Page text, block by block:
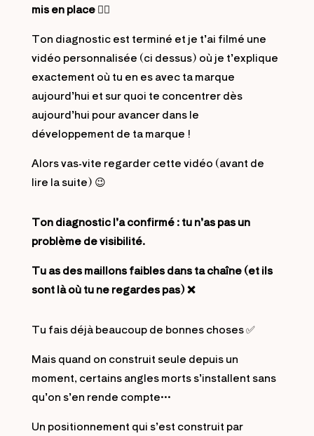
mis en place 👍🏻
Ton diagnostic est terminé et je t’ai filmé une
vidéo personnalisée (ci dessus) où je t’explique
exactement où tu en es avec ta marque
aujourd’hui et sur quoi te concentrer dès
aujourd’hui pour avancer dans le
développement de ta marque !
Alors vas-vite regarder cette vidéo (avant de
lire la suite) 😉
Ton diagnostic l’a confirmé : tu n’as pas un
problème de visibilité.
Tu as des maillons faibles dans ta chaîne (et ils
sont là où tu ne regardes pas) ❌
Tu fais déjà beaucoup de bonnes choses ✅
Mais quand on construit seule depuis un
moment, certains angles morts s’installent sans
qu’on s’en rende compte…
Un positionnement qui s’est construit par